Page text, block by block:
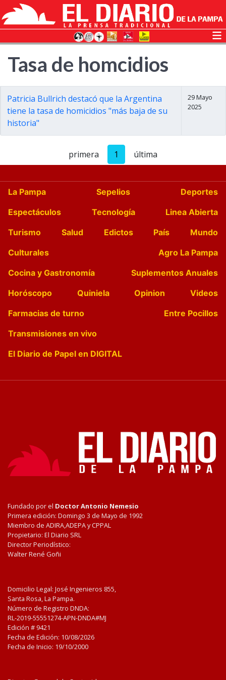
Tasa de homcidios
Patricia Bullrich destacó que la Argentina
tiene la tasa de homicidios "más baja de su
historia"
29 Mayo
2025
primera 1 última
La Pampa Sepelios
Deportes
Espectáculos
Tecnología
Linea Abierta
Turismo
Salud Edictos País
Mundo
Culturales
Agro La Pampa
Cocina y Gastronomía
Suplementos Anuales
Horóscopo
Quiniela Opinion
Videos
Farmacias de turno
Entre Pocillos
Transmisiones en vivo
El Diario de Papel en DIGITAL
Fundado por el Doctor Antonio Nemesio
Primera edición: Domingo 3 de Mayo de 1992
Miembro de ADIRA,ADEPA y CPPAL
Propietario: El Diario SRL
Director Periodístico:
Walter René Goñi
Domicilio Legal: José Ingenieros 855,
Santa Rosa, La Pampa.
Número de Registro DNDA:
RL-2019-55551274-APN-DNDA#MJ
Edición # 9421
Fecha de Edición: 10/08/2026
Fecha de Inicio: 19/10/2000